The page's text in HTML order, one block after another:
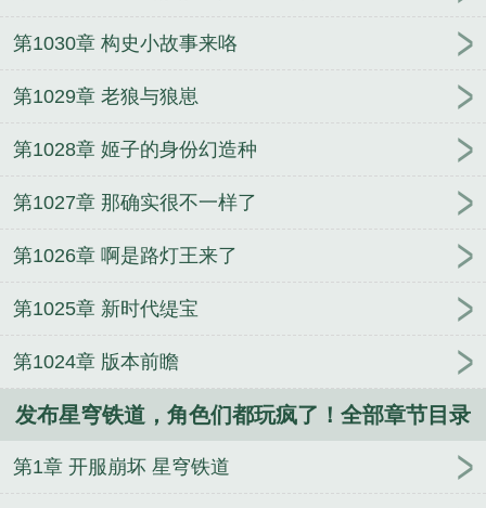
装了，我修仙的！ 四合院：猎人开局，枪指贾张
文
王二虎赵美玲全集阅读
王二虎赵美
阅读 成仙图，成仙途 长姐回家
王二虎赵美玲无敌
村医
神仙是自已修出来的
第1030章 构史小故事来咯
第1029章 老狼与狼崽
第1028章 姬子的身份幻造种
第1027章 那确实很不一样了
第1026章 啊是路灯王来了
第1025章 新时代缇宝
第1024章 版本前瞻
发布星穹铁道，角色们都玩疯了！全部章节目录
第1章 开服崩坏 星穹铁道